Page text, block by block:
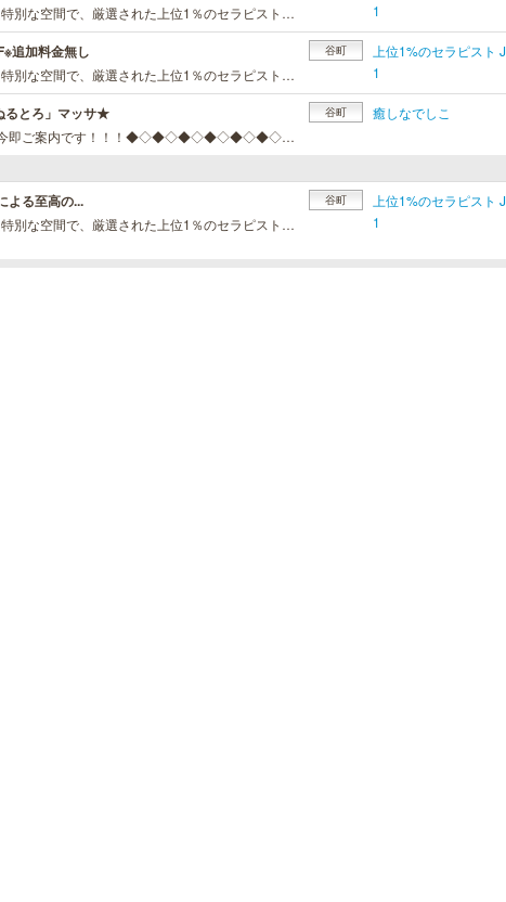
高級感に溢れ、清掃が行き届いた特別な空間で、厳選された上位1％のセラピストが貴方様をお出迎えいたします。今だけの特別クーポンで、通常よりもお得にご利用いただけます。【 3,000円OFF 】90分コース：14,000円120分コース：19,000円このオトクな機会に自分へのご褒美として、特別な癒しの時間をご堪能ください。
1
追加料金無し
高級感に溢れ、清掃が行き届いた特別な空間で、厳選された上位1％のセラピストが貴方様をお出迎えいたします。今だけの特別クーポンで、通常よりもお得にご利用いただけます。【 3,000円OFF 】90分コース：14,000円120分コース：19,000円このオトクな機会に自分へのご褒美として、特別な癒しの時間をご堪能ください。
谷町
上位1%のセラピスト J
1
とろ」マッサ★
◆◇◆◇◆◇◆◇◆◇◆◇◆※只今即ご案内です！！！◆◇◆◇◆◇◆◇◆◇◆◇◆■とろける甘やかし■■■「いつも頑張ってるもんね、よしよし」と、膝枕や添い寝をしながら、子供の頃のようにたっぷり甘やかされることで不安や心の疲れを解消し、安心感に包まれます★究極の甘やかしを堪能して、ごゆっくりおくつろぎ下さいませ。もちろん、オイルマッサージもございますので、深い施術をご堪能いただけます★***【イベント実施中】*****甘やかしコース※70分 10,000円※100分13,000円※130分18,000円※160分22,000円スペシャル甘やかしコース※70分 14,000円※100分17,000円※130分22,000円※160分26,000円
谷町 癒しなでしこ
よる至高の...
高級感に溢れ、清掃が行き届いた特別な空間で、厳選された上位1％のセラピストが貴方様をお出迎えいたします。今だけの特別クーポンで、通常よりもお得にご利用いただけます。【 3,000円OFF 】90分コース：14,000円120分コース：19,000円このオトクな機会に自分へのご褒美として、特別な癒しの時間をご堪能ください。
谷町
上位1%のセラピスト J
1